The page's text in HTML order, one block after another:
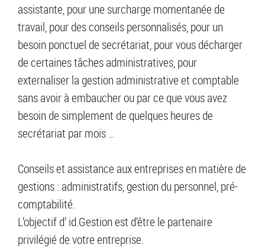
assistante, pour une surcharge momentanée de
travail, pour des conseils personnalisés, pour un
besoin ponctuel de secrétariat, pour vous décharger
de certaines tâches administratives, pour
externaliser la gestion administrative et comptable
sans avoir à embaucher ou par ce que vous avez
besoin de simplement de quelques heures de
secrétariat par mois …
Conseils et assistance aux entreprises en matière de
gestions : administratifs, gestion du personnel, pré-
comptabilité.
L’objectif d’ id.Gestion est d’être le partenaire
privilégié de votre entreprise.